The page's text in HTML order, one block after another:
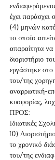
έχει παράσχει
(4) μηνών
το οποίο
απαραίτητα να
διοριστήριο
εργάστηκε
του/της
αναρρωτική-
κυοφορίας,
ΠΡΟΣ:
Ιδιωτικές
10)
το χρονικό
του/της